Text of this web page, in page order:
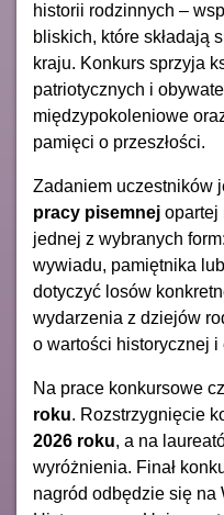
historii rodzinnych –
bliskich, które składają
kraju. Konkurs sprzyja
patriotycznych i
międzypokoleniowe
pamięci o przeszłości.
Zadaniem uczestników
pracy pisemnej opartej
jednej z wybranych
wywiadu, pamiętnika
dotyczyć losów
wydarzenia z dziejów
o wartości historycznej i
Na prace konkursowe
roku. Rozstrzygnięcie
2026 roku, a na
wyróżnienia. Finał
nagród odbędzie się